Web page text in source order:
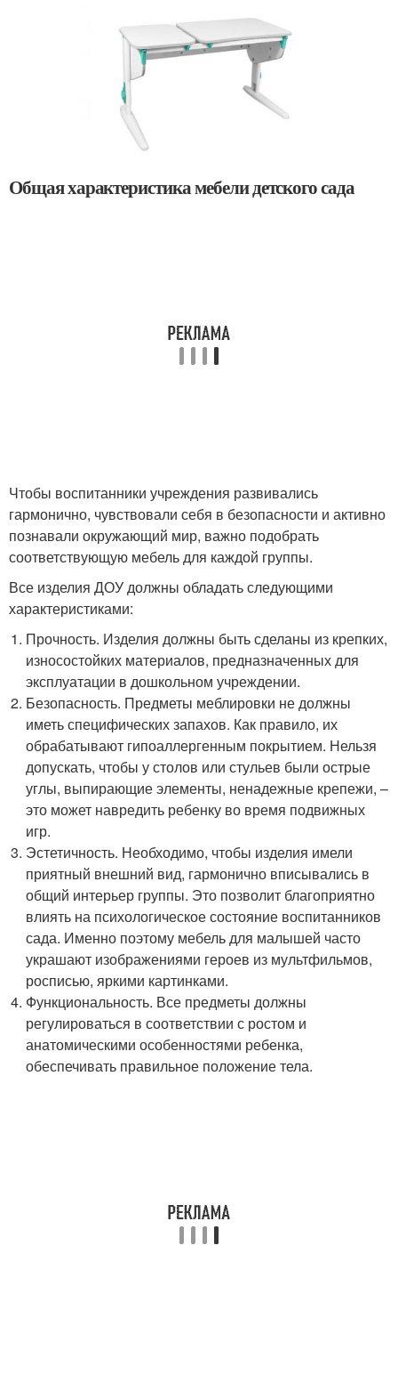
Общая характеристика мебели детского сада
Чтобы воспитанники учреждения развивались
гармонично, чувствовали себя в безопасности и активно
познавали окружающий мир, важно подобрать
соответствующую мебель для каждой группы.
Все изделия ДОУ должны обладать следующими
характеристиками:
Прочность. Изделия должны быть сделаны из крепких,
износостойких материалов, предназначенных для
эксплуатации в дошкольном учреждении.
Безопасность. Предметы меблировки не должны
иметь специфических запахов. Как правило, их
обрабатывают гипоаллергенным покрытием. Нельзя
допускать, чтобы у столов или стульев были острые
углы, выпирающие элементы, ненадежные крепежи, –
это может навредить ребенку во время подвижных
игр.
Эстетичность. Необходимо, чтобы изделия имели
приятный внешний вид, гармонично вписывались в
общий интерьер группы. Это позволит благоприятно
влиять на психологическое состояние воспитанников
сада. Именно поэтому мебель для малышей часто
украшают изображениями героев из мультфильмов,
росписью, яркими картинками.
Функциональность. Все предметы должны
регулироваться в соответствии с ростом и
анатомическими особенностями ребенка,
обеспечивать правильное положение тела.